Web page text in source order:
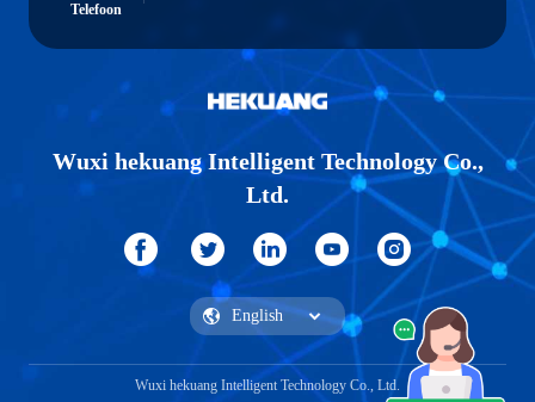
Telefoon
Wuxi hekuang Intelligent Technology Co.,
Ltd.
Wuxi hekuang Intelligent Technology Co., Ltd.